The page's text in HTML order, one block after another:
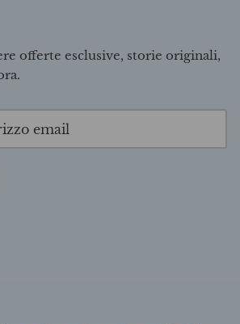
offerte esclusive, storie originali,